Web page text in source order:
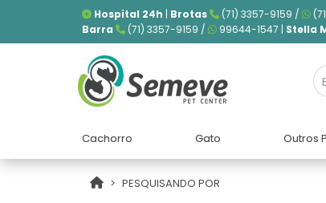
Hospital 24h | Brotas (71) 3357-9159 /
Barra
(71) 3357-9159 / 99644-1547 | Stella
Cachorro Gato Outros
PESQUISANDO POR